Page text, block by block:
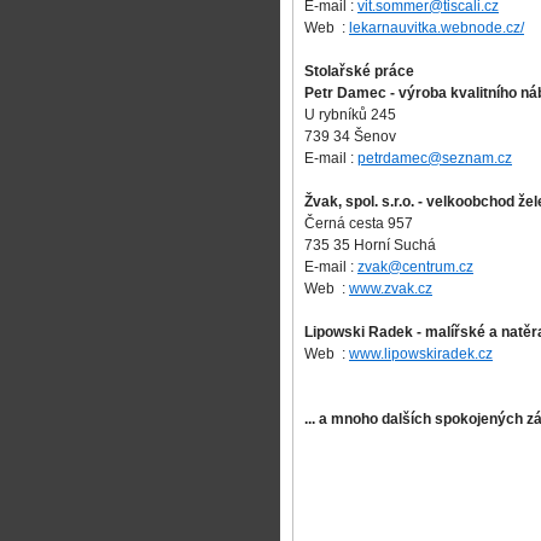
E-mail : vit.sommer@tiscali.cz
Web : lekarnauvitka.webnode.cz/
Stolařské práce
Petr Damec - výroba kvalitního
U rybníků 245
739 34 Šenov
E-mail : petrdamec@seznam.cz
Žvak, spol. s.r.o. - velkoobchod
Černá cesta 957
735 35 Horní Suchá
E-mail : zvak@centrum.cz
Web : www.zvak.cz
Lipowski Radek - malířské a
Web : www.lipowskiradek.cz
... a mnoho dalších spokojených